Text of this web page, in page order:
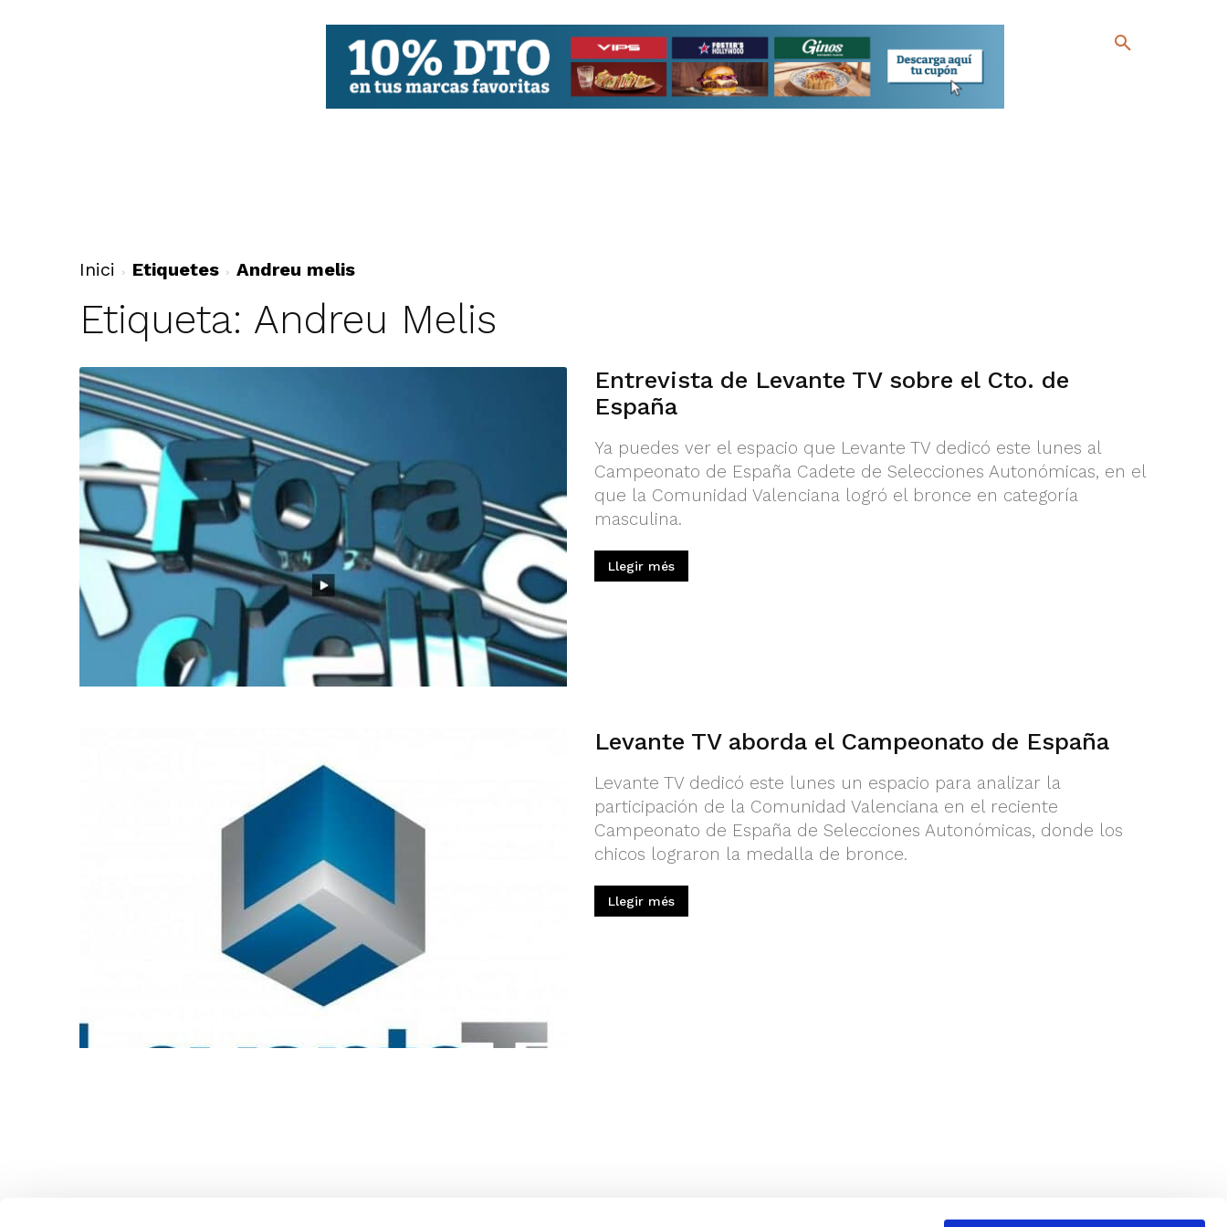
Inici Etiquetes Andreu melis
Etiqueta: Andreu Melis
Entrevista de Levante TV sobre el Cto. de
España
Ya puedes ver el espacio que Levante TV dedicó este lunes al
Campeonato de España Cadete de Selecciones Autonómicas, en el
que la Comunidad Valenciana logró el bronce en categoría
masculina.
Llegir més
Levante TV aborda el Campeonato de España
Levante TV dedicó este lunes un espacio para analizar la
participación de la Comunidad Valenciana en el reciente
Campeonato de España de Selecciones Autonómicas, donde los
chicos lograron la medalla de bronce.
Llegir més